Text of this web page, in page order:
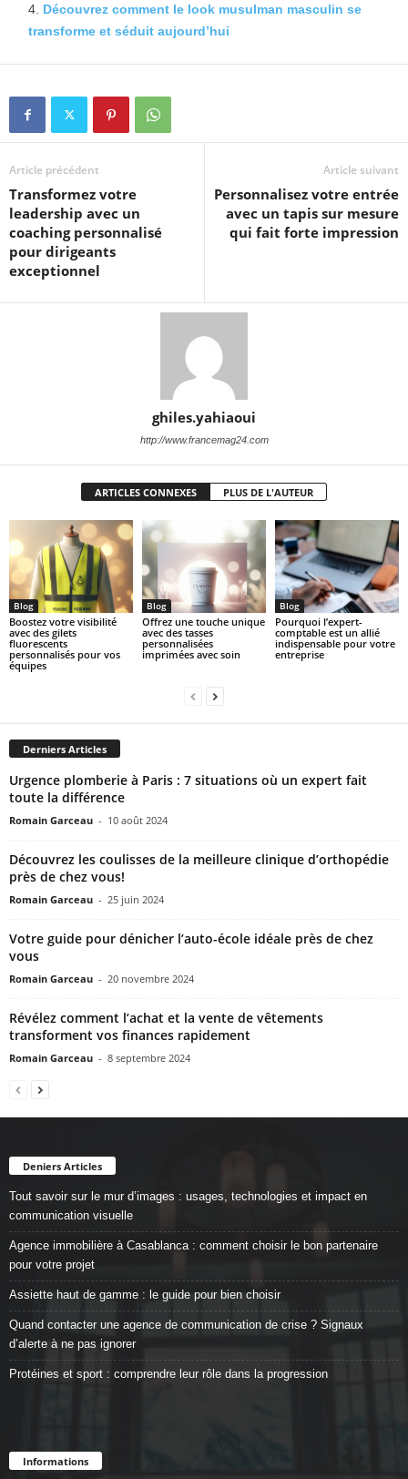
Découvrez comment le look musulman masculin se
transforme et séduit aujourd’hui
Article précédent
Transformez votre
leadership avec un
coaching personnalisé
pour dirigeants
exceptionnel
Article suivant
Personnalisez votre entrée
avec un tapis sur mesure
qui fait forte impression
ghiles.yahiaoui
http://www.francemag24.com
ARTICLES CONNEXES PLUS DE L'AUTEUR
Blog
Boostez votre visibilité
avec des gilets
fluorescents
personnalisés pour vos
équipes
Blog
Offrez une touche unique
avec des tasses
personnalisées
imprimées avec soin
Blog
Pourquoi l’expert-
comptable est un allié
indispensable pour votre
entreprise
Derniers Articles
Urgence plomberie à Paris : 7 situations où un expert fait
toute la différence
Romain Garceau - 10 août 2024
Découvrez les coulisses de la meilleure clinique d’orthopédie
près de chez vous!
Romain Garceau - 25 juin 2024
Votre guide pour dénicher l’auto-école idéale près de chez
vous
Romain Garceau - 20 novembre 2024
Révélez comment l’achat et la vente de vêtements
transforment vos finances rapidement
Romain Garceau - 8 septembre 2024
Deniers Articles
Tout savoir sur le mur d’images : usages, technologies et impact en
communication visuelle
Agence immobilière à Casablanca : comment choisir le bon partenaire
pour votre projet
Assiette haut de gamme : le guide pour bien choisir
Quand contacter une agence de communication de crise ? Signaux
d’alerte à ne pas ignorer
Protéines et sport : comprendre leur rôle dans la progression
Informations